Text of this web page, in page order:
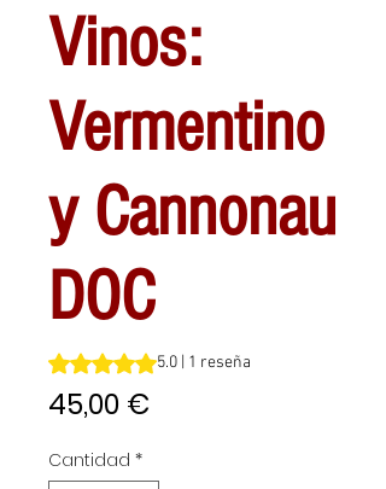
Vinos:
Vermentino
y Cannonau
DOC
Según 1 reseña, la calificación es de
5.0 | 1 reseña
45,00 €
Cantidad *